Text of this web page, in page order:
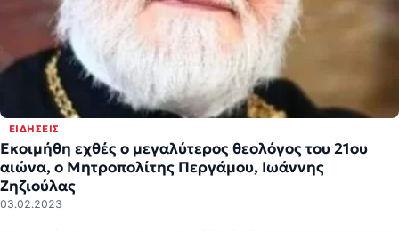
ΕΙΔΉΣΕΙΣ
Εκοιμήθη εχθές ο μεγαλύτερος θεολόγος του 21ου
αιώνα, ο Μητροπολίτης Περγάμου, Ιωάννης
Ζηζιούλας
03.02.2023